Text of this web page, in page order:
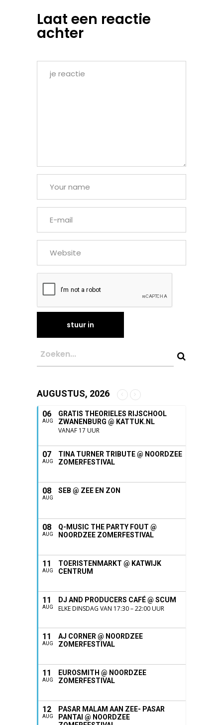
Laat een reactie
achter
AUGUSTUS, 2026
06
AUG
GRATIS THEORIELES RIJSCHOOL
ZWANENBURG @ KATTUK.NL
VANAF 17 UUR
07
AUG
TINA TURNER TRIBUTE @ NOORDZEE
ZOMERFESTIVAL
08
AUG
SEB @ ZEE EN ZON
08
AUG
Q-MUSIC THE PARTY FOUT @
NOORDZEE ZOMERFESTIVAL
11
AUG
TOERISTENMARKT @ KATWIJK
CENTRUM
11
AUG
DJ AND PRODUCERS CAFÉ @ SCUM
ELKE DINSDAG VAN 17:30 – 22:00 UUR
11
AUG
AJ CORNER @ NOORDZEE
ZOMERFESTIVAL
11
AUG
EUROSMITH @ NOORDZEE
ZOMERFESTIVAL
12
AUG
PASAR MALAM AAN ZEE- PASAR
PANTAI @ NOORDZEE